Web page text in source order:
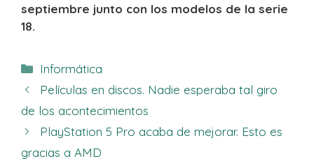
septiembre junto con los modelos de la serie
18.
Categorías
Informática
Películas en discos. Nadie esperaba tal giro
de los acontecimientos
PlayStation 5 Pro acaba de mejorar. Esto es
gracias a AMD